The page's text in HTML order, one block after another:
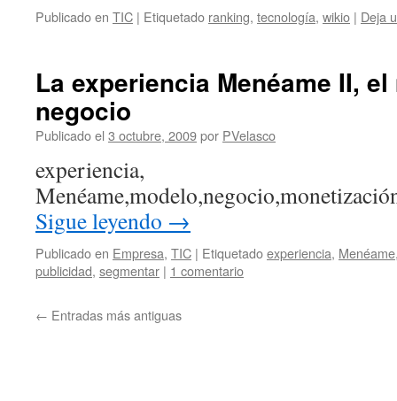
Publicado en TIC | Etiquetado ranking, tecnología, wikio | Deja
La experiencia Menéame II,
negocio
Publicado el 3 octubre, 2009por PVelasco
experiencia,
Sigue leyendo →
Publicado en Empresa, TIC | Etiquetadoexperiencia, Menéame
publicidad, segmentar | 1 comentario
← Entradas más antiguas